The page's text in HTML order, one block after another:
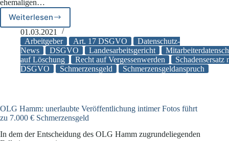
ehemaligen…
WeiterlesenSchadensersatz
für
vergessenes
Online-
Profil
nach
01.03.2021
Arbeitgeber
Art. 17 DSGVO
Datenschutz-
News
DSGVO Landesarbeitsgericht
auf Löschung
Recht auf Vergessenwerden
Schadensersatz
DSGVO
Schmerzensgeld Schmerzensgeldanspruch
OLG Hamm: unerlaubte Veröffentlichung intimer Fotos führt
zu 7.000 € Schmerzensgeld
In dem der Entscheidung des OLG Hamm zugrundeliegenden